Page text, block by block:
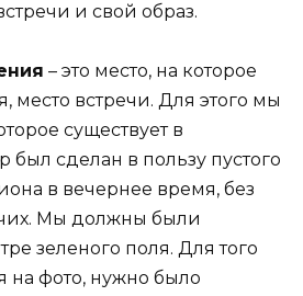
и свой образ.
– это место, на которое
место встречи. Для этого мы
существует в
был сделан в пользу пустого
в вечернее время, без
Мы должны были
зеленого поля. Для того
на фото, нужно было